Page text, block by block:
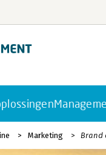
Marketing Brand